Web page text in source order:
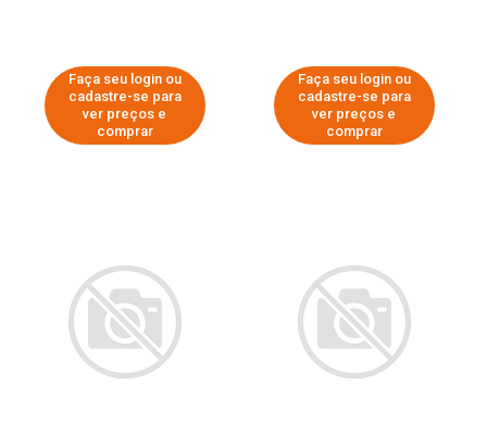
Faça seu login ou
cadastre-se para
ver preços e
comprar
Faça seu login ou
cadastre-se para
ver preços e
comprar